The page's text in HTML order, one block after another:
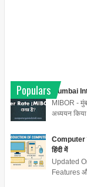
Populars
Mumbai
MIBOR -
अध्ययन किया
Computer
हिंदी में
Updated
Features